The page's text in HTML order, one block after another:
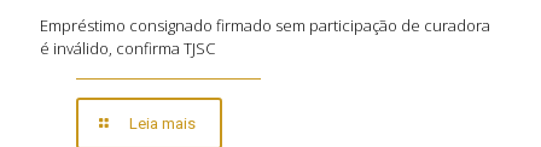
Empréstimo consignado firmado sem participação de curadora
é inválido, confirma TJSC
Leia mais